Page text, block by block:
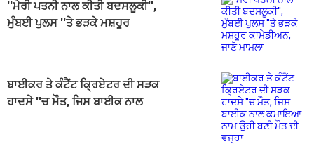
''ਮੇਰੀ ਪਤਨੀ ਨਾਲ ਕੀਤੀ ਬਦਸਲੂਕੀ'',
ਮੁੰਬਈ ਪੁਲਸ ''ਤੇ ਭੜਕੇ ਮਸ਼ਹੂਰ
ਬਾਈਕਰ ਤੇ ਕੰਟੈਂਟ ਕ੍ਰਿਏਟਰ ਦੀ ਸੜਕ
ਹਾਦਸੇ ''ਚ ਮੌਤ, ਜਿਸ ਬਾਈਕ ਨਾਲ